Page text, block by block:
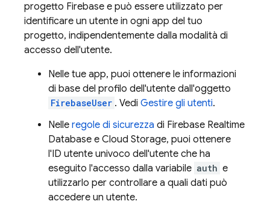
progetto Firebase e può essere utilizzato per
identificare un utente in ogni app del tuo
progetto, indipendentemente dalla modalità di
accesso dell'utente.
Nelle tue app, puoi ottenere le informazioni
di base del profilo dell'utente dall'oggetto
FirebaseUser . Vedi Gestire gli utenti.
Nelle regole di sicurezza di Firebase Realtime
Database e Cloud Storage, puoi ottenere
l'ID utente univoco dell'utente che ha
eseguito l'accesso dalla variabile auth e
utilizzarlo per controllare a quali dati può
accedere un utente.